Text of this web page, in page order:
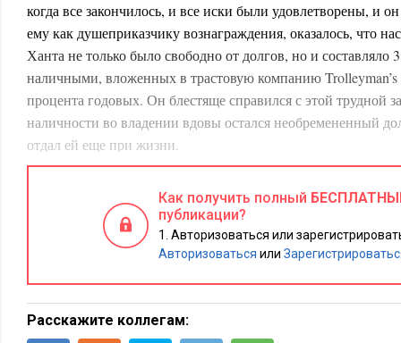
когда все закончилось, и все иски были удовлетворены, и
ему как душеприказчику вознаграждения, оказалось, что
Ханта не только было свободно от долгов, но и составляло
наличными, вложенных в трастовую компанию
процента годовых. Он блестяще справился с этой трудной
наличности во владении вдовы остался необремененный
отдал ей еще при жизни.
офис. День выдался очень напряженным. «Медведи»
весьма успешно. Alabama Coal & Iron — лучший актив
интенсивному обстрелу из «Долговязого Тома» Сэма
«поддержки», достаточной для того, чтобы остудить пыл
для того, чтобы пришлосьвыкупать весь пакет акций
Как получить полный
публикации?
Авторизоваться или
Авторизоваться или
Расскажите коллегам: